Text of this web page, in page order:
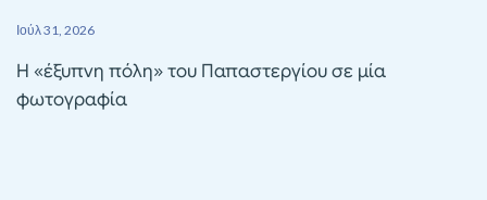
Ιούλ 31, 2026
Η «έξυπνη πόλη» του Παπαστεργίου σε μία
φωτογραφία